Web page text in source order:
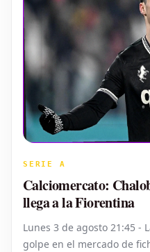
SERIE A
Calciomercato:
llega a la Fiorentina
Lunes 3 de agosto 21:45 -
golpe en el mercado de